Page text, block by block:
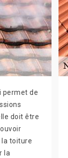
permet de
doit être
la toiture
la